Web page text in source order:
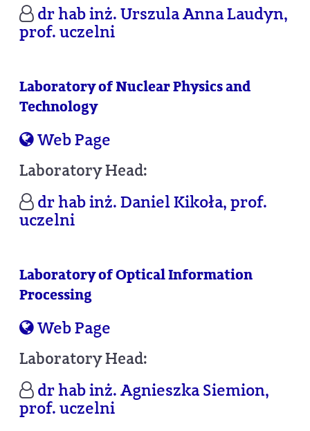
dr hab inż. Urszula Anna Laudyn,
prof. uczelni
Laboratory of Nuclear Physics and
Technology
Web Page
Laboratory Head:
dr hab inż. Daniel Kikoła, prof.
uczelni
Laboratory of Optical Information
Processing
Web Page
Laboratory Head:
dr hab inż. Agnieszka Siemion,
prof. uczelni